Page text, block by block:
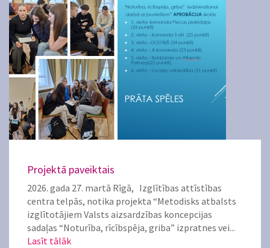
Projektā paveiktais
2026. gada 27. martā Rīgā, Izglītības attīstības
centra telpās, notika projekta “Metodisks atbalsts
izglītotājiem Valsts aizsardzības koncepcijas
sadaļas “Noturība, rīcībspēja, griba” izpratnes vei...
Lasīt tālāk